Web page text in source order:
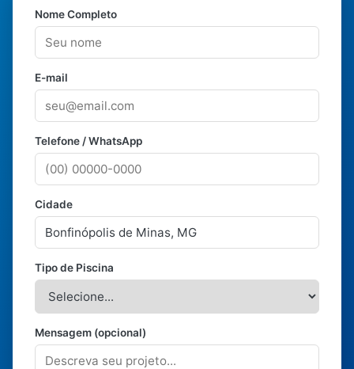
Nome Completo
E-mail
Telefone / WhatsApp
Cidade
Tipo de Piscina
Mensagem (opcional)